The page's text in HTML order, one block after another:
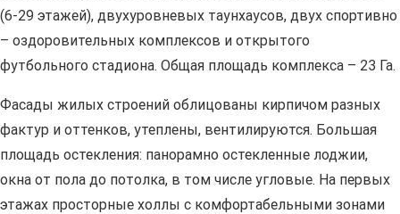
(6-29 этажей), двухуровневых таунхаусов, двух спортивно
– оздоровительных комплексов и открытого
футбольного стадиона. Общая площадь комплекса – 23 Га.
Фасады жилых строений облицованы кирпичом разных
фактур и оттенков, утеплены, вентилируются. Большая
площадь остекления: панорамно остекленные лоджии,
окна от пола до потолка, в том числе угловые. На первых
этажах просторные холлы с комфортабельными зонами